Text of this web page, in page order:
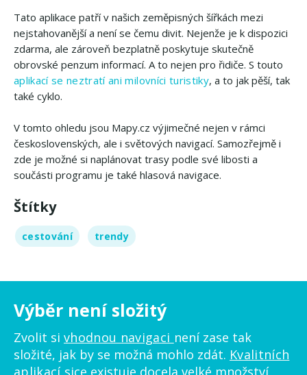
Tato aplikace patří v našich zeměpisných šířkách mezi
nejstahovanější a není se čemu divit. Nejenže je k dispozici
zdarma, ale zároveň bezplatně poskytuje skutečně
obrovské penzum informací. A to nejen pro řidiče. S touto
aplikací se neztratí ani milovníci turistiky, a to jak pěší, tak
také cyklo.
V tomto ohledu jsou Mapy.cz výjimečné nejen v rámci
československých, ale i světových navigací. Samozřejmě i
zde je možné si naplánovat trasy podle své libosti a
součásti programu je také hlasová navigace.
Štítky
cestování trendy
Výběr není složitý
Zvolit si vhodnou navigaci není zase tak
složité, jak by se možná mohlo zdát. Kvalitních
aplikacísice existuje docela velké množství,